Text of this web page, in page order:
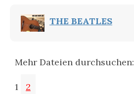
THE BEATLES
Mehr Dateien durchsuchen:
1 2